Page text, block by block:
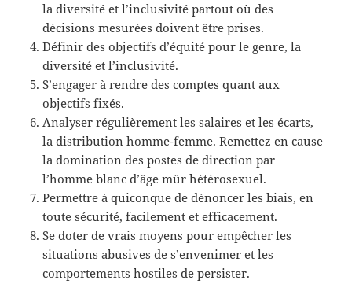
la diversité et l’inclusivité partout où des
décisions mesurées doivent être prises.
Définir des objectifs d’équité pour le genre, la
diversité et l’inclusivité.
S’engager à rendre des comptes quant aux
objectifs fixés.
Analyser régulièrement les salaires et les écarts,
la distribution homme-femme. Remettez en cause
la domination des postes de direction par
l’homme blanc d’âge mûr hétérosexuel.
Permettre à quiconque de dénoncer les biais, en
toute sécurité, facilement et efficacement.
Se doter de vrais moyens pour empêcher les
situations abusives de s’envenimer et les
comportements hostiles de persister.